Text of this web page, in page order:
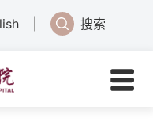
搜索